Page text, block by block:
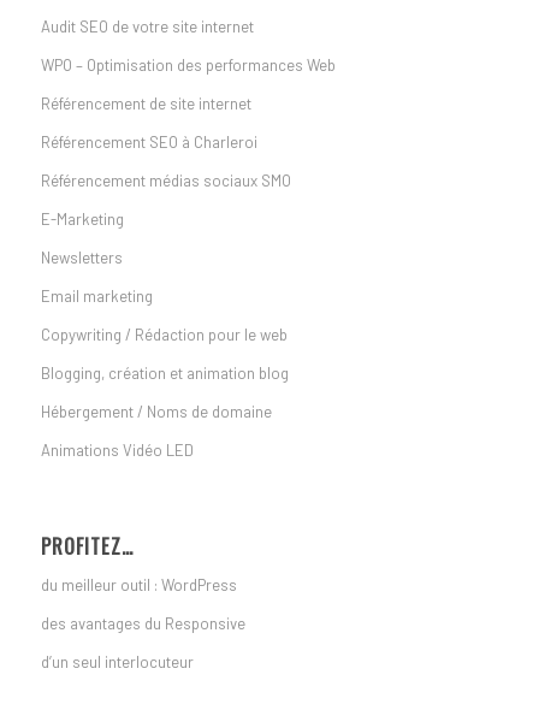
Audit SEO de votre site internet
WPO – Optimisation des performances Web
Référencement de site internet
Référencement SEO à Charleroi
Référencement médias sociaux SMO
E-Marketing
Newsletters
Email marketing
Copywriting / Rédaction pour le web
Blogging, création et animation blog
Hébergement / Noms de domaine
Animations Vidéo LED
PROFITEZ…
du meilleur outil : WordPress
des avantages du Responsive
d’un seul interlocuteur